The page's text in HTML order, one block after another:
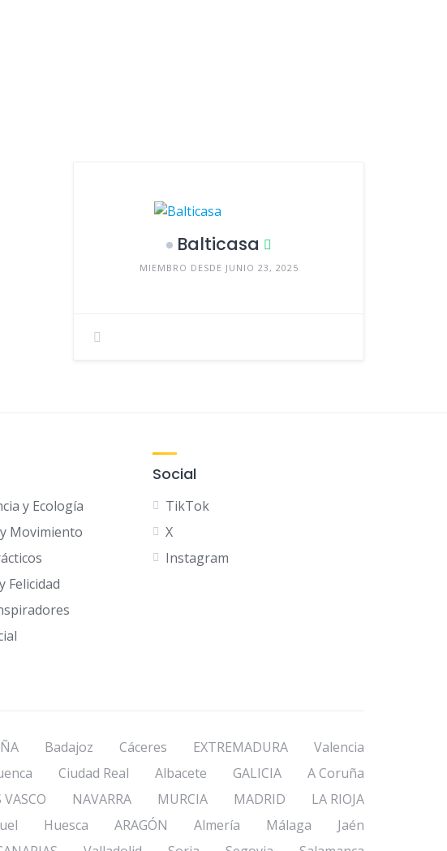
Balticasa
MIEMBRO DESDE JUNIO 23, 2025
y Ecología
Movimiento
Felicidad
Social
TikTok
X
Instagram
Badajoz Cáceres EXTREMADURA
Valencia
Ciudad Real Albacete GALICIA
A Coruña
VASCO NAVARRA MURCIA MADRID
LA RIOJA
Huesca ARAGÓN Almería Málaga
Jaén